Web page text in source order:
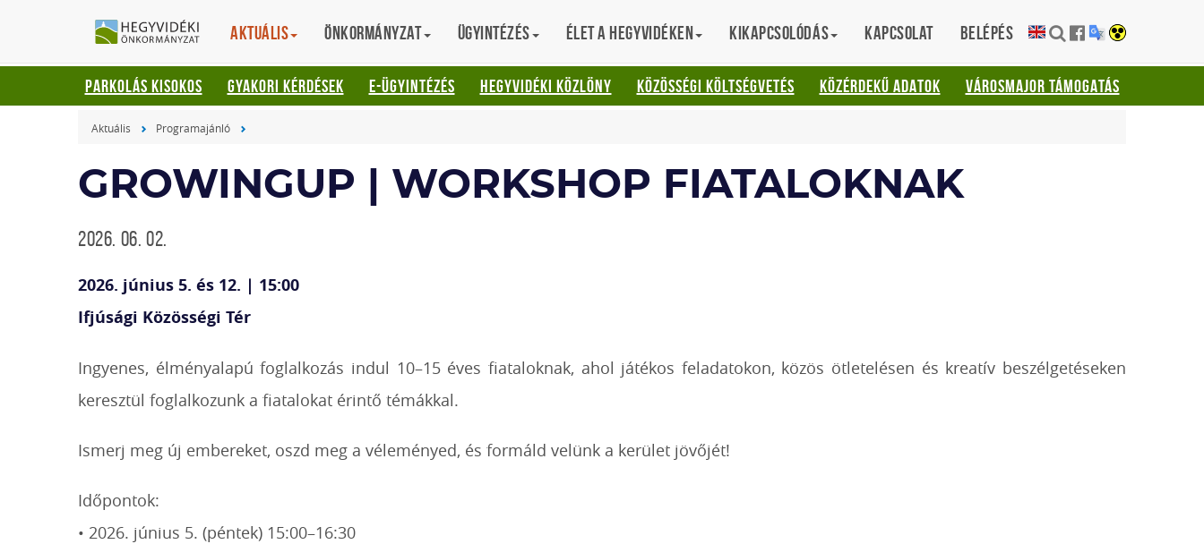
HEGYVIDÉKI
ÖNKORMÁNYZAT
Aktuális Önkormányzat Ügyintézés Élet a hegyvidéken Kikapcsolódás Kapcsolat Belépés
English Translation
PARKOLÁS KISOKOS GYAKORI KÉRDÉSEK E-ÜGYINTÉZÉS HEGYVIDÉKI KÖZLÖNY KÖZÖSSÉGI KÖLTSÉGVETÉS KÖZÉRDEKŰ ADATOK VÁROSMAJOR TÁMOGATÁS
Aktuális Programajánló
GROWINGUP | WORKSHOP FIATALOKNAK
2026. 06. 02.
2026. június 5. és 12. | 15:00
Ifjúsági Közösségi Tér
Ingyenes, élményalapú foglalkozás indul 10–15 éves fiataloknak, ahol játékos feladatokon, közös ötletelésen és kreatív beszélgetéseken
keresztül foglalkozunk a fiatalokat érintő témákkal.
Ismerj meg új embereket, oszd meg a véleményed, és formáld velünk a kerület jövőjét!
Időpontok:
• 2026. június 5. (péntek) 15:00–16:30